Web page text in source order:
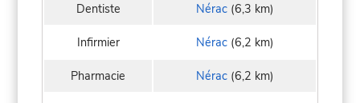
Dentiste Nérac(6,3 km)
Infirmier Nérac(6,2 km)
Pharmacie Nérac(6,2 km)